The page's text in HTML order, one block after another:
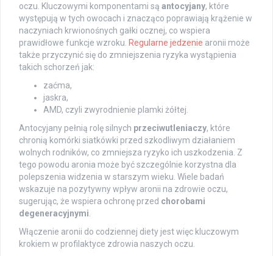
oczu. Kluczowymi komponentami są antocyjany, które
występują w tych owocach i znacząco poprawiają krążenie w
naczyniach krwionośnych gałki ocznej, co wspiera
prawidłowe funkcje wzroku. Regularne jedzenie aronii może
także przyczynić się do zmniejszenia ryzyka wystąpienia
takich schorzeń jak:
zaćma,
jaskra,
AMD, czyli zwyrodnienie plamki żółtej.
Antocyjany pełnią rolę silnych przeciwutleniaczy, które
chronią komórki siatkówki przed szkodliwym działaniem
wolnych rodników, co zmniejsza ryzyko ich uszkodzenia. Z
tego powodu aronia może być szczególnie korzystna dla
polepszenia widzenia w starszym wieku. Wiele badań
wskazuje na pozytywny wpływ aronii na zdrowie oczu,
sugerując, że wspiera ochronę przed chorobami
degeneracyjnymi
Włączenie aronii do codziennej diety jest więc kluczowym
krokiem w profilaktyce zdrowia naszych oczu.